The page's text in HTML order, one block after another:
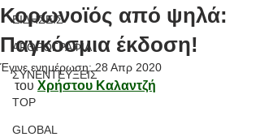
ΕΙΔΗΣΕΙΣ
ΑΡΘΡΟΓΡΑΦΙΑ
ΣΥΝΕΝΤΕΥΞΕΙΣ
TOP
GLOBAL
Κορωνοϊός από ψηλά:
Παγκόσμια έκδοση!
Έγινε ενημέρωση: 28 Απρ 2020
του Χρήστου Καλαντζή